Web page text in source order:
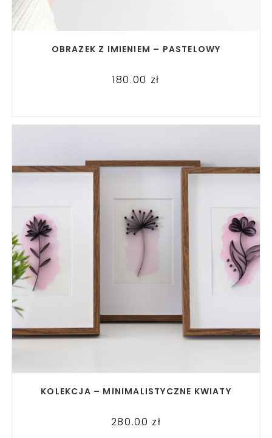
OBRAZEK Z IMIENIEM – PASTELOWY
180.00 zł
KOLEKCJA – MINIMALISTYCZNE KWIATY
280.00 zł